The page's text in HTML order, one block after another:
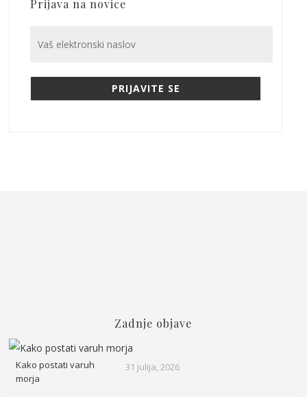
Prijava na novice
Zadnje objave
Kako postati varuh
morja
31 julija, 2026